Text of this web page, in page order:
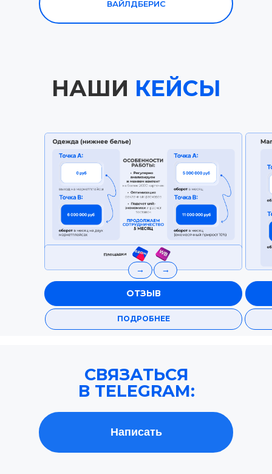
ВАЙЛДБЕРИС
НАШИ КЕЙСЫ
→ →
ОТЗЫВ
ПОДРОБНЕЕ
СВЯЗАТЬСЯ
В TELEGRAM:
Написать
СВЯЗАТЬСЯ В TЕЛЕГРАМ: